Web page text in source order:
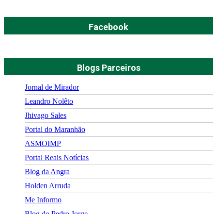
Facebook
Blogs Parceiros
Jornal de Mirador
Leandro Nolêto
Jhivago Sales
Portal do Maranhão
ASMOIMP
Portal Reais Notí­cias
Blog da Angra
Holden Arruda
Me Informo